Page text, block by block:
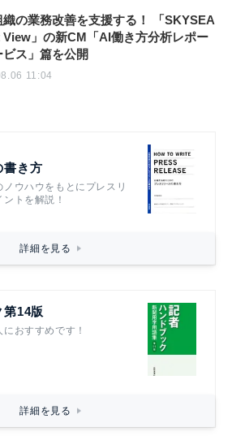
の業務改善を支援する！ 「SKYSEA
」の新CM「AI働き方分析レポー
ビス」篇を公開
11:04
書き方
ウハウをもとにプレスリ
トを解説！
詳細を見る
14版
おすすめです！
詳細を見る